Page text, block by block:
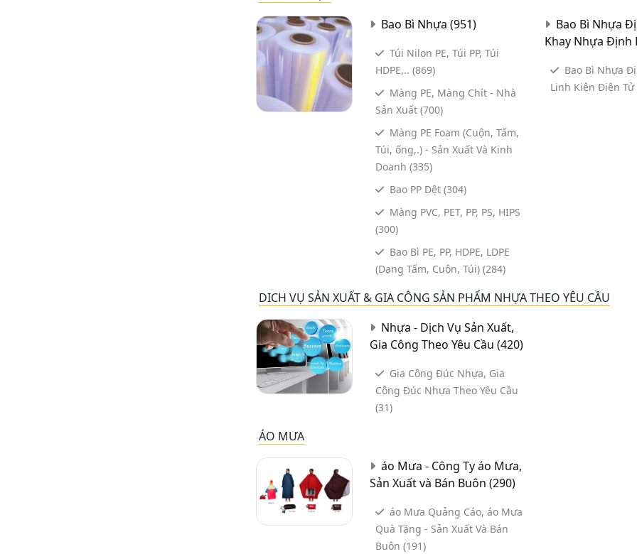
Bao Bì Nhựa (951)
Túi Nilon PE, Túi PP, Túi
HDPE,.. (869)
Màng PE, Màng Chít - Nhà
Sản Xuất (700)
Màng PE Foam (Cuộn, Tấm,
Túi, ống,.) - Sản Xuất Và Kinh
Doanh (335)
Bao PP Dệt (304)
Màng PVC, PET, PP, PS, HIPS
(300)
Bao Bì PE, PP, HDPE, LDPE
(Dạng Tấm, Cuộn, Túi) (284)
Bao Bì Nhựa
Khay Nhựa
Bao Bì Nhựa
Linh Kiện Điện Tử
DICH VỤ SẢN XUẤT & GIA CÔNG SẢN PHẨM NHỰA THEO YÊU CẦU
Nhựa - Dịch Vụ Sản Xuất,
Gia Công Theo Yêu Cầu (420)
Gia Công Đúc Nhựa, Gia
Công Đúc Nhựa Theo Yêu Cầu
(31)
ÁO MƯA
áo Mưa - Công Ty áo Mưa,
Sản Xuất và Bán Buôn (290)
áo Mưa Quảng Cáo, áo Mưa
Quà Tặng - Sản Xuất Và Bán
Buôn (191)